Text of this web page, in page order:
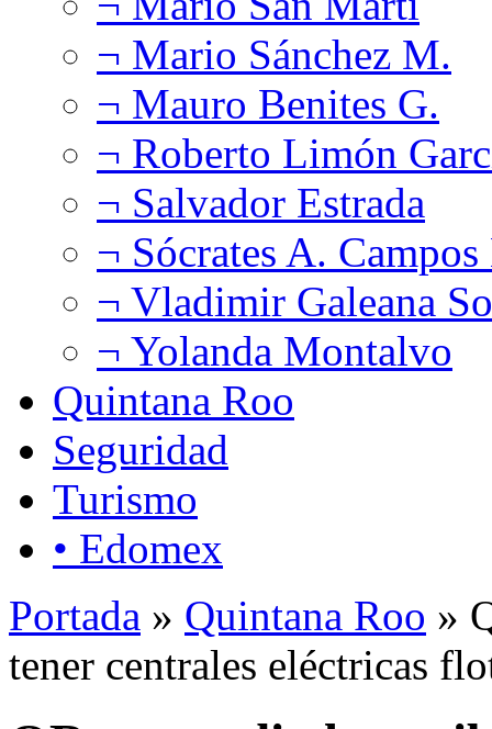
¬ Mario Sánchez M.
¬ Mauro Benites G.
¬ Roberto Limón
¬ Salvador Estrada
¬ Sócrates A.
¬ Vladimir Galeana
¬ Yolanda Montalvo
Quintana Roo
Seguridad
Turismo
• Edomex
Portada » Quintana Roo »
tener centrales eléctricas